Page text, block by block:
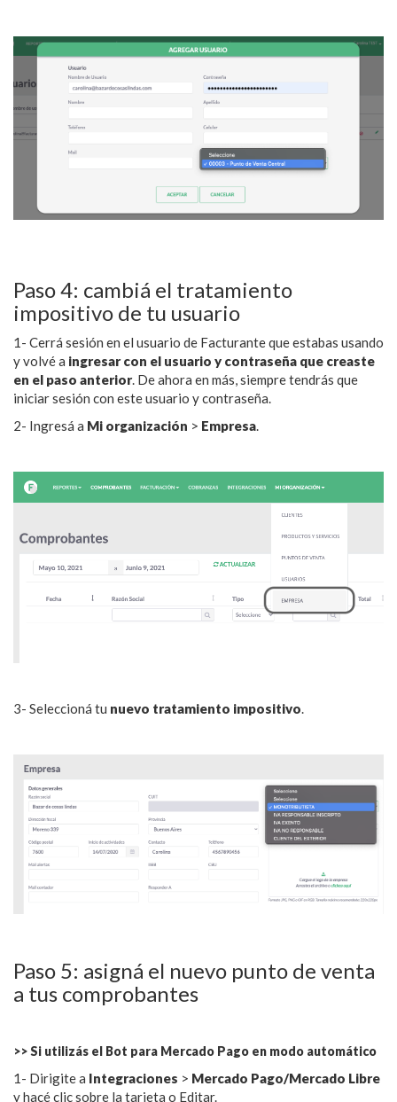
Paso 4: cambiá el tratamiento
impositivo de tu usuario
1- Cerrá sesión en el usuario de Facturante que estabas usando
y volvé a ingresar con el usuario y contraseña que creaste
en el paso anterior. De ahora en más, siempre tendrás que
iniciar sesión con este usuario y contraseña.
2- Ingresá a Mi organización > Empresa.
3- Seleccioná tu nuevo tratamiento impositivo.
Paso 5: asigná el nuevo punto de venta
a tus comprobantes
>> Si utilizás el Bot para Mercado Pago en modo automático
1- Dirigite a Integraciones > Mercado Pago/Mercado Libre
y hacé clic sobre la tarjeta o Editar.